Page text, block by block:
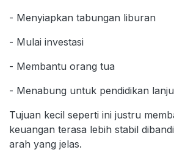
- Menyiapkan tabungan liburan
- Mulai investasi
- Membantu orang tua
- Menabung untuk pendidikan
Tujuan kecil seperti ini justru
keuangan terasa lebih stabil
arah yang jelas.